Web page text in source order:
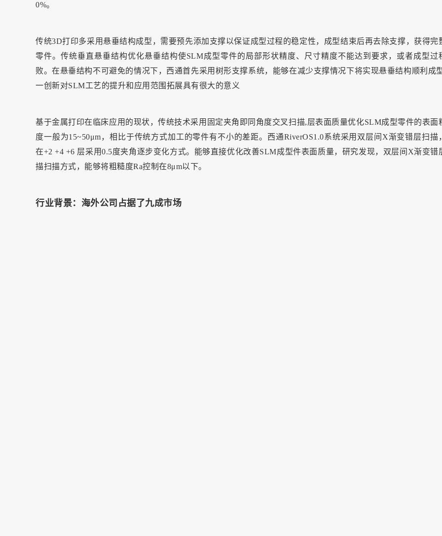
0%。
传统3D打印多采用悬垂结构成型，需要预先添加支撑以保证成型过程的稳定性，成型结束后再去除支撑，获得完
零件。传统垂直悬垂结构优化悬垂结构使SLM成型零件的局部形状精度、尺寸精度不能达到要求，或者成型过
败。在悬垂结构不可避免的情况下，西通首先采用树形支撑系统，能够在减少支撑情况下将实现悬垂结构顺利成
一创新对SLM工艺的提升和应用范围拓展具有很大的意义
基于金属打印在临床应用的现状，传统技术采用固定夹角即同角度交叉扫描,层表面质量优化SLM成型零件的表面
度一般为15~50μm，相比于传统方式加工的零件有不小的差距。西通RiverOS1.0系统采用双层间X渐变错层扫描
在+2 +4 +6 层采用0.5度夹角逐步变化方式。能够直接优化改善SLM成型件表面质量，研究发现，双层间X渐变错
描扫描方式，能够将粗糙度Ra控制在8μm以下。
行业背景：海外公司占据了九成市场